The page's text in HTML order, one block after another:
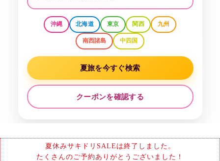
沖縄 北海道 東京 関西 九州
南西諸島 中四国
夏旅を今すぐ検索
クーポンを確認する
夏休みサキドリSALEは終了しました。
たくさんのご予約ありがとうございました！